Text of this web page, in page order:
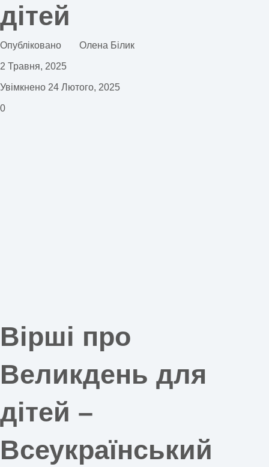
дітей
Опубліковано Олена Білик
2 Травня, 2025
Увімкнено 24 Лютого, 2025
0
Вірші про
Великдень для
дітей –
Всеукраїнський